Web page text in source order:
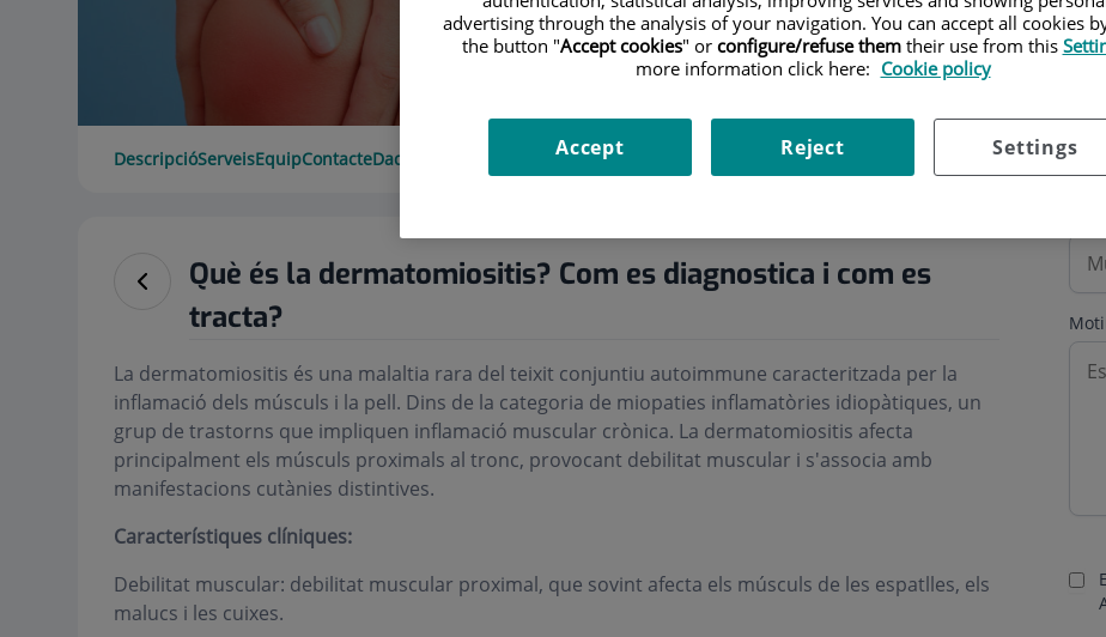
DescripcióServeisEquipContacteDades d'interès
Què és la dermatomiositis? Com es diagnostica i com es
tracta?
La dermatomiositis és una malaltia rara del teixit conjuntiu autoimmune caracteritzada per la
inflamació dels músculs i la pell. Dins de la categoria de miopaties inflamatòries idiopàtiques, un
grup de trastorns que impliquen inflamació muscular crònica. La dermatomiositis afecta
principalment els músculs proximals al tronc, provocant debilitat muscular i s'associa amb
manifestacions cutànies distintives.
Característiques clíniques:
Debilitat muscular: debilitat muscular proximal, que sovint afecta els músculs de les espatlles, els
malucs i les cuixes.
advertising through the analysis of your navigation. You can accept all cookies
the button "Accept cookies" or configure/refuse themtheir use from this
more information click here: Cookie policy
Settings
Reject
Accept